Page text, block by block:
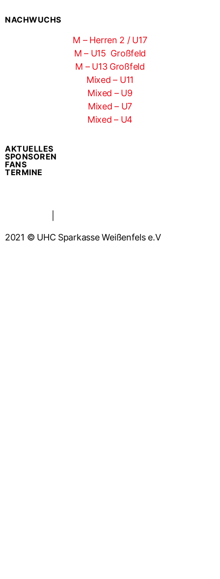
NACHWUCHS
M – Herren 2 / U17
M – U15 Großfeld
M – U13 Großfeld
Mixed – U11
Mixed – U9
Mixed – U7
Mixed – U4
AKTUELLES
SPONSOREN
FANS
TERMINE
2021 © UHC Sparkasse Weißenfels e.V